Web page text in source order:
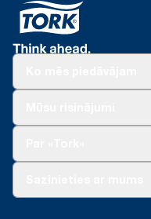
*No 2023. gada maija ir
Franciju) pārdotajiem vai
«ClimatePartner»
Attēlo «Tork Reflex» (M3/
produktu kvalitātes
«Tork Easy
vieglākai nešanai,